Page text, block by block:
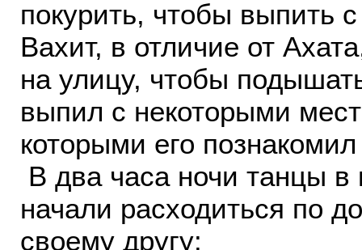
покурить, чтобы выпить
Вахит, в отличие от
на улицу, чтобы
выпил с некоторыми
которыми его познакомил
В два часа ночи танцы в
начали расходиться по
своему другу: